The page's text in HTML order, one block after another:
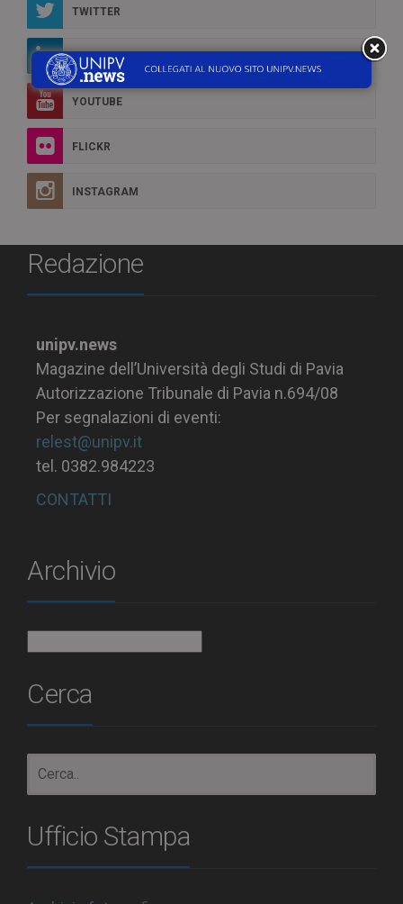
TWITTER
LINKEDIN
YOUTUBE
FLICKR
INSTAGRAM
Redazione
unipv.news
Magazine dell’Università degli Studi di Pavia
Autorizzazione Tribunale di Pavia n.694/08
Per segnalazioni di eventi:
relest@unipv.it
tel. 0382.984223
CONTATTI
Archivio
Cerca
Ufficio Stampa